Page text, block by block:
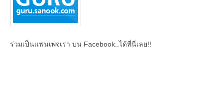
ร่วมเป็นแฟนเพจเรา บน Facebook..ได้ที่นี่เลย!!